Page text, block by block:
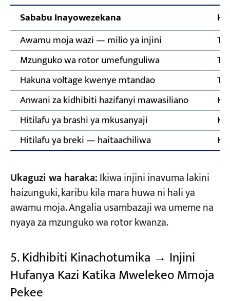
Sababu Inayowezekana
Awamu moja wazi — milio ya injini
Mzunguko wa rotor umefunguliwa
Hakuna voltage kwenye mtandao
Anwani za kidhibiti hazifanyi mawasiliano
Hitilafu ya brashi ya mkusanyaji
Hitilafu ya breki — haitaachiliwa
Ukaguzi wa haraka:Ikiwa injini inavuma lakini
haizunguki, karibu kila mara huwa ni hali ya
awamu moja. Angalia usambazaji wa umeme na
nyaya za mzunguko wa rotor kwanza.
5. Kidhibiti Kinachotumika → Injini
Hufanya Kazi Katika Mwelekeo Mmoja
Pekee